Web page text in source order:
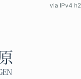
via IPv4 h2